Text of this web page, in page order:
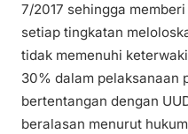
7/2017 sehingga
setiap tingkatan
tidak memenuhi
30% dalam pelaksanaan
bertentangan dengan
beralasan menurut